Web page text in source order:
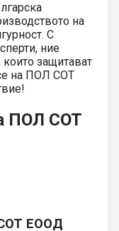
на
С
ние
защитават
на ПОЛ СОТ
ПОЛ СОТ
ЕООД